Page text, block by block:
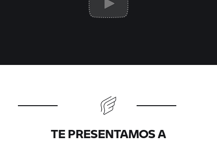
TE PRESENTAMOS A